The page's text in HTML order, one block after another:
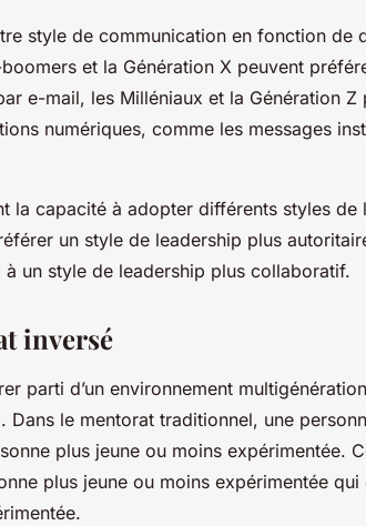
style de communication en fonction de
et la Génération X peuvent
e-mail, les Milléniaux et la Génération Z
numériques, comme les messages
la capacité à adopter différents styles de
un style de leadership plus
à un style de leadership plus collaboratif.
inversé
parti d’un environnement
. Dans le mentorat traditionnel, une
plus jeune ou moins expérimentée.
plus jeune ou moins expérimentée qui